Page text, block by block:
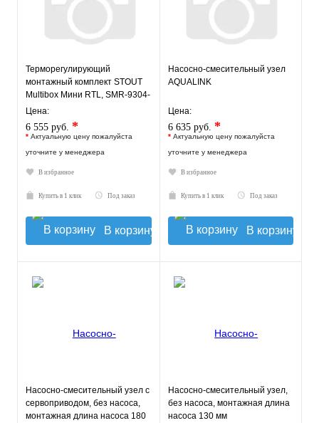
Терморегулирующий
монтажный комплект STOUT
Multibox Мини RTL, SMR-9304-
135140
Цена:
6 555 руб. *
* Актуальную цену пожалуйста
уточните у менеджера
В избранное
Купить в 1 клик Под заказ
В корзину
Насосно-смесительный узел
AQUALINK
Цена:
6 635 руб. *
* Актуальную цену пожалуйста
уточните у менеджера
В избранное
Купить в 1 клик Под заказ
В корзину
Насосно-смесительный узел с
сервоприводом, без насоса,
монтажная длина насоса 180
Насосно-смесительный узел,
без насоса, монтажная длина
насоса 130 мм